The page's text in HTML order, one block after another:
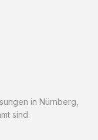
in Nürnberg,
sind.